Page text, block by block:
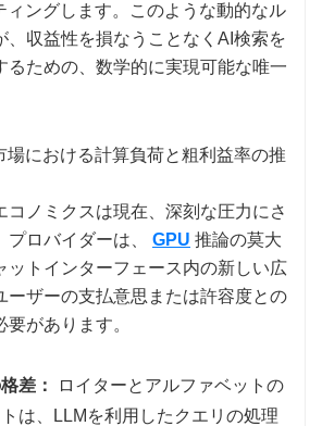
ィングします。このような動的なル
、収益性を損なうことなくAI検索を
るための、数学的に実現可能な唯一
場における計算負荷と粗利益率の推
コノミクスは現在、深刻な圧力にさ
プロバイダーは、 GPU 推論の莫大
ットインターフェース内の新しい広
ーザーの支払意思または許容度との
があります。
差：
ロイターとアルファベットの
は、LLMを利用したクエリの処理